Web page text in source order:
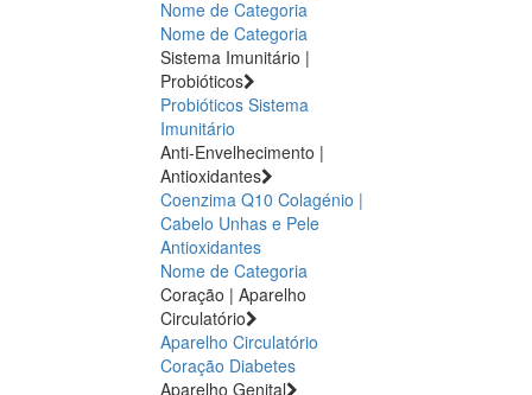
Nome de Categoria
Nome de Categoria
Sistema Imunitário |
Probióticos
Probióticos Sistema
Imunitário
Anti-Envelhecimento |
Antioxidantes
Coenzima Q10 Colagénio |
Cabelo Unhas e Pele
Antioxidantes
Nome de Categoria
Coração | Aparelho
Circulatório
Aparelho Circulatório
Coração Diabetes
Aparelho Genital